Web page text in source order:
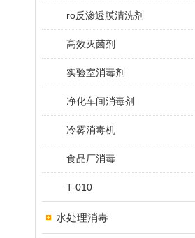
ro反渗透膜清洗剂
高效灭菌剂
实验室消毒剂
净化车间消毒剂
冷雾消毒机
食品厂消毒
T-010
水处理消毒